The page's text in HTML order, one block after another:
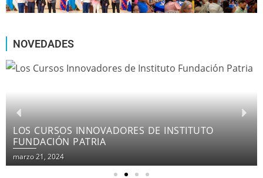
NOVEDADES
LOS CURSOS INNOVADORES DE INSTITUTO
FUNDACIÓN PATRIA
marzo 21, 2024